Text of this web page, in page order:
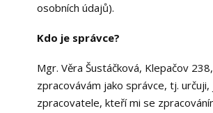
osobních údajů).
Kdo je správce?
Mgr. Věra Šustáčková, Klepačov
zpracovávám jako správce, tj.
zpracovatele, kteří mi se